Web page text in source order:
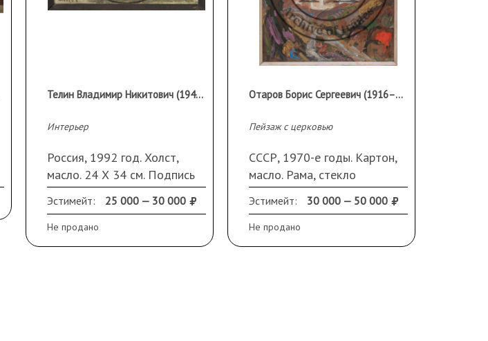
Телин Владимир Никитович (1941 - 2012)
Интерьер
Россия, 1992 год. Холст,
масло. 24 Х 34 см. Подпись
слева внизу. Оформлен в
раму
Эстимейт: 25 000 — 30 000
Не продано
Отаров Борис Сергеевич (1916–1991)
Пейзаж с церковью
СССР, 1970-е годы. Картон,
масло. Рама, стекло
Эстимейт: 30 000 — 50 000
Не продано